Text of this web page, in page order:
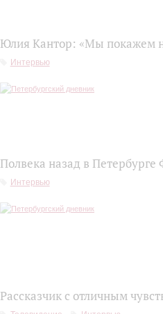
Юлия Кантор: «Мы покажем
Интервью
Полвека назад в
Интервью
Рассказчик с отличным